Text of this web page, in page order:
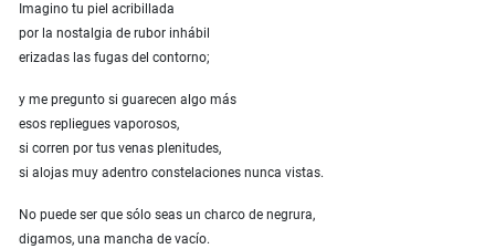
Imagino tu piel acribillada
por la nostalgia de rubor inhábil
erizadas las fugas del contorno;
y me pregunto si guarecen algo más
esos repliegues vaporosos,
si corren por tus venas plenitudes,
si alojas muy adentro constelaciones nunca vistas.
No puede ser que sólo seas un charco de negrura,
digamos, una mancha de vacío.